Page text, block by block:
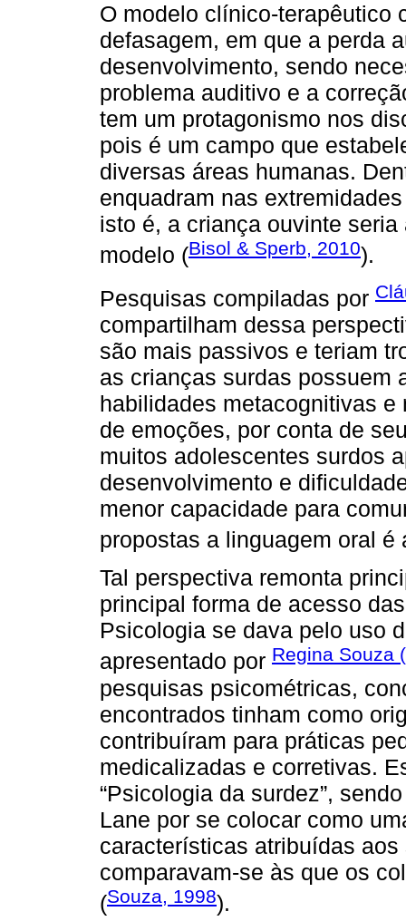
O modelo clínico-terapêutico
defasagem, em que a perda
desenvolvimento, sendo
problema auditivo e a
tem um protagonismo nos
pois é um campo que
diversas áreas humanas.
enquadram nas
isto é, a criança ouvinte
modelo (Bisol & Sperb, 2010).
Pesquisas compiladas por
compartilham dessa
são mais passivos e teriam
as crianças surdas possuem
habilidades metacognitivas
de emoções, por conta de
muitos adolescentes surdos
desenvolvimento e
menor capacidade para
propostas a linguagem oral é
Tal perspectiva remonta
principal forma de acesso
Psicologia se dava pelo uso
apresentado por Regina Souza
pesquisas psicométricas,
encontrados tinham como
contribuíram para práticas
medicalizadas e corretivas.
“Psicologia da surdez”,
Lane por se colocar como
características atribuídas
comparavam-se às que os
(Souza, 1998).